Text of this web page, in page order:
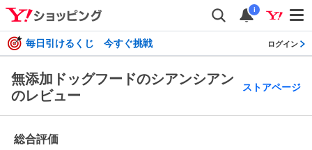
i
毎日引けるくじ 今すぐ挑戦 ログイン
無添加ドッグフードのシアンシアン
のレビュー
ストアページ
総合評価